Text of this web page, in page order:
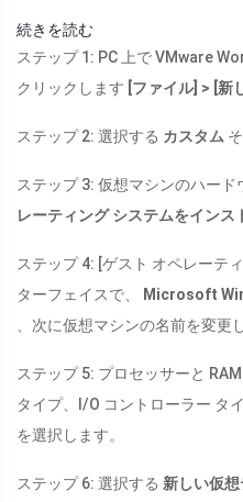
続きを読む
ステップ 1: PC 上で VMware
クリックします [ファイル] > [新
ステップ 2: 選択する カスタム
ステップ 3: 仮想マシンのハード
レーティング システムをインス
ステップ 4: [ゲスト オペレーテ
ターフェイスで、
Microsoft
、次に仮想マシンの名前を変更
ステップ 5: プロセッサーと
タイプ、I/O コントローラー タ
を選択します。
ステップ 6: 選択する 新しい仮